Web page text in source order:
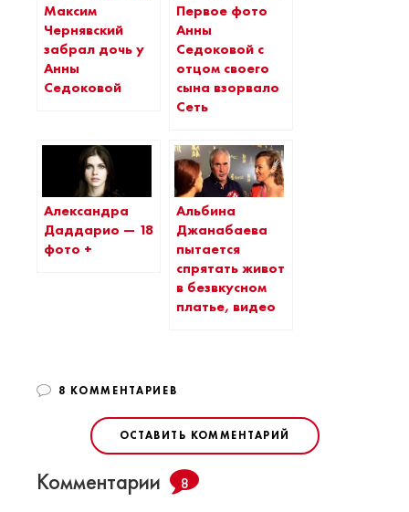
Максим
Чернявский
забрал дочь у
Анны
Седоковой
Первое фото
Анны
Седоковой с
отцом своего
сына взорвало
Сеть
Александра
Даддарио — 18
фото +
Альбина
Джанабаева
пытается
спрятать живот
в безвкусном
платье, видео
8 КОММЕНТАРИЕВ
ОСТАВИТЬ КОММЕНТАРИЙ
Комментарии 8